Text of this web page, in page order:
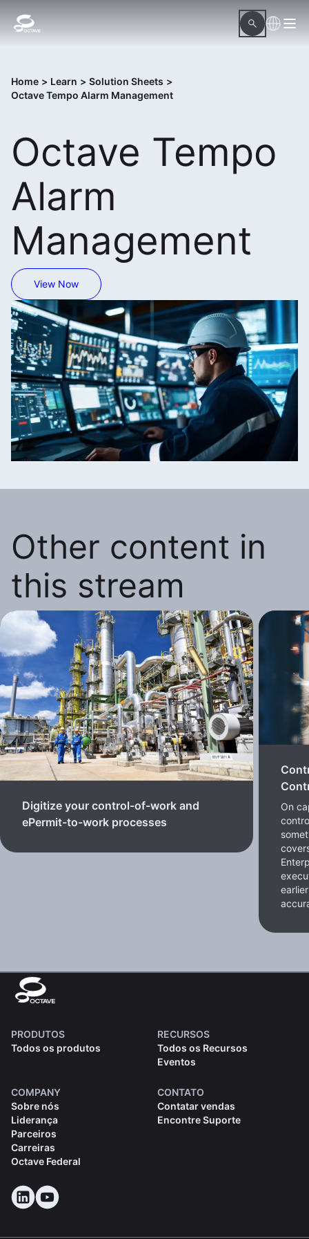
Home > Learn > Solution Sheets >
Octave Tempo Alarm Management
Octave Tempo
Alarm
Management
View Now
Other content in
this stream
Digitize your control-of-work and
ePermit-to-work processes
On
PRODUTOS
Todos os produtos
RECURSOS
Todos os Recursos
Eventos
COMPANY
Sobre nós
Liderança
Parceiros
Carreiras
Octave Federal
CONTATO
Contatar vendas
Encontre Suporte